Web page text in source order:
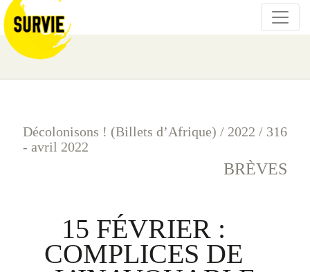
Décolonisons ! (Billets d’Afrique) / 2022 / 316
- avril 2022
BRÈVES
15 FÉVRIER :
COMPLICES DE